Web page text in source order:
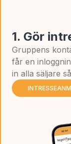
1. Gör
Gruppens
får en
in alla säljare